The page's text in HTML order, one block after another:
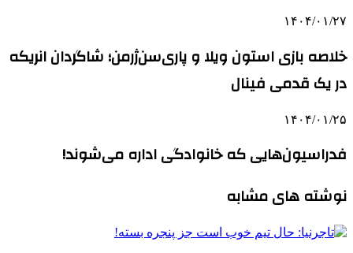
۱۴۰۴/۰۱/۲۷
خلاصه بازی استون ویلا و پاری‌سن‌ژرمن؛ شاگردان انریکه
در یک قدمی فینال
۱۴۰۴/۰۱/۲۵
فدراسیون‌هایی که خانوادگی اداره می‌شوند!
نوشته های مشابه